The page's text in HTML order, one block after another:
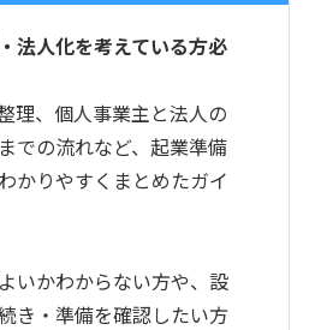
法人化を考えている方必
理、個人事業主と法人の
での流れなど、起業準備
かりやすくまとめたガイ
いかわからない方や、設
き・準備を確認したい方